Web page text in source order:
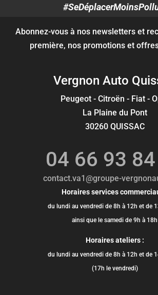
Abonnez-vous à nos newsletters et
première, nos promotions et
Vergnon Auto
Peugeot - Citroën - Fiat -
La Plaine du Pont
30260 QUISSAC
04 66 93
contact.va1@groupe-
Horaires services
du lundi au vendredi de 8h à 12h et de
ainsi que le samedi de 9h à 18h
Horaires ateliers :
du lundi au vendredi de 8h à 12h et de
(17h le vendredi)